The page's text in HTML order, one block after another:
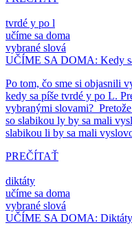
tvrdé y po l
učíme sa doma
vybrané slová
UČÍME SA DOMA: Kedy
Po tom, čo sme si objasnili
kedy sa píše tvrdé y po L.
vybranými slovami?
so slabikou ly by sa mali
slabikou li by sa mali
PREČÍTAŤ
diktáty
učíme sa doma
vybrané slová
UČÍME SA DOMA: Diktáty